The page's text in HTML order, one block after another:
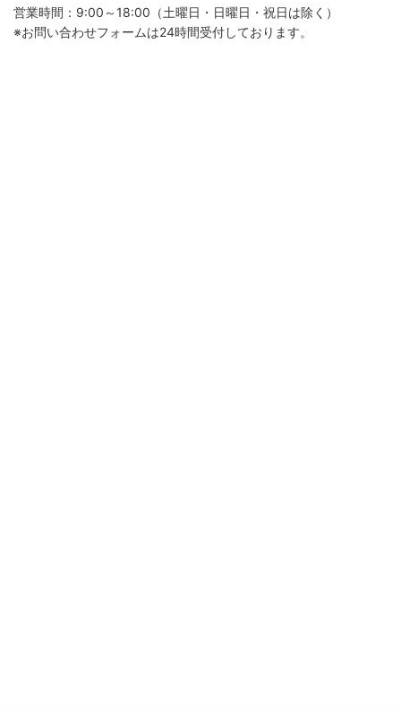
営業時間：9:00～18:00（土曜日・日曜日・祝日は除く）
※お問い合わせフォームは24時間受付しております。